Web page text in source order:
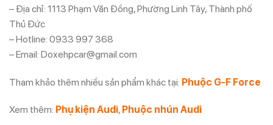
– Địa chỉ: 1113 Phạm Văn Đồng, Phường Linh Tây, Thành phố
Thủ Đức
– Hotline: 0933 997 368
– Email: Doxehpcar@gmail.com
Tham khảo thêm nhiều sản phẩm khác tại: Phuộc G-F Force
Xem thêm: Phụ kiện Audi, Phuộc nhún Audi